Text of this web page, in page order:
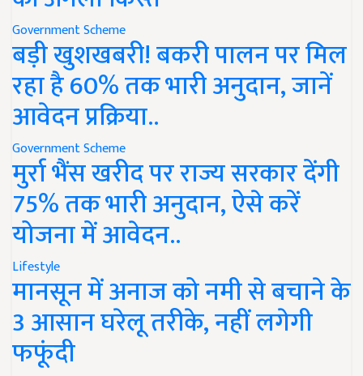
Government Scheme
बड़ी खुशखबरी! बकरी पालन पर मिल
रहा है 60% तक भारी अनुदान, जानें
आवेदन प्रक्रिया..
Government Scheme
मुर्रा भैंस खरीद पर राज्य सरकार देंगी
75% तक भारी अनुदान, ऐसे करें
योजना में आवेदन..
Lifestyle
मानसून में अनाज को नमी से बचाने के
3 आसान घरेलू तरीके, नहीं लगेगी
फफूंदी